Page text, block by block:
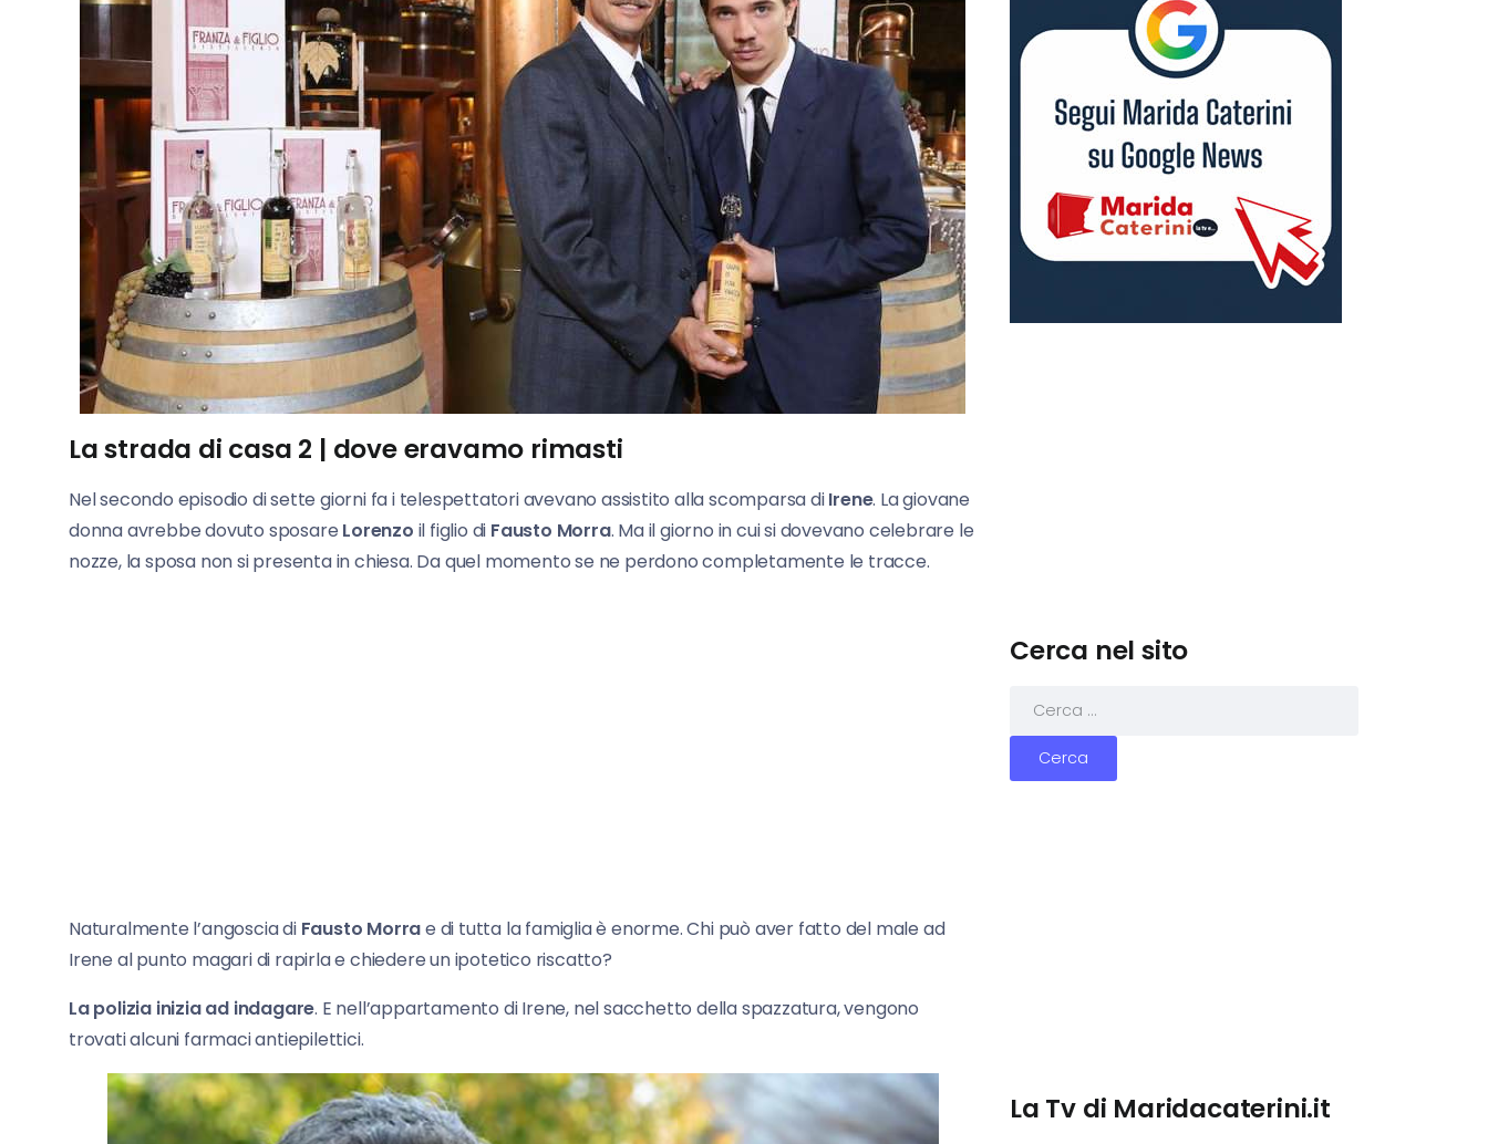
La strada di casa 2 | dove eravamo rimasti
Nel secondo episodio di sette giorni fa i telespettatori avevano assistito alla scomparsa diIrene. La giovane
donna avrebbe dovuto sposare Lorenzo il figlio di Fausto Morra. Ma il giorno in cui si dovevano celebrare le
nozze, la sposa non si presenta in chiesa. Da quel momento se ne perdono completamente le tracce.
Naturalmente l’angoscia di Fausto Morrae di tutta la famiglia è enorme. Chi può aver fatto del male ad
Irene al punto magari di rapirla e chiedere un ipotetico riscatto?
La polizia inizia ad indagare. E nell’appartamento di Irene, nel sacchetto della spazzatura, vengono
trovati alcuni farmaci antiepilettici.
Cerca nel sito
La Tv di Maridacaterini.it